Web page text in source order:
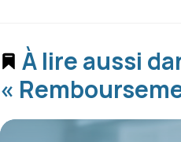
À lire aussi
«